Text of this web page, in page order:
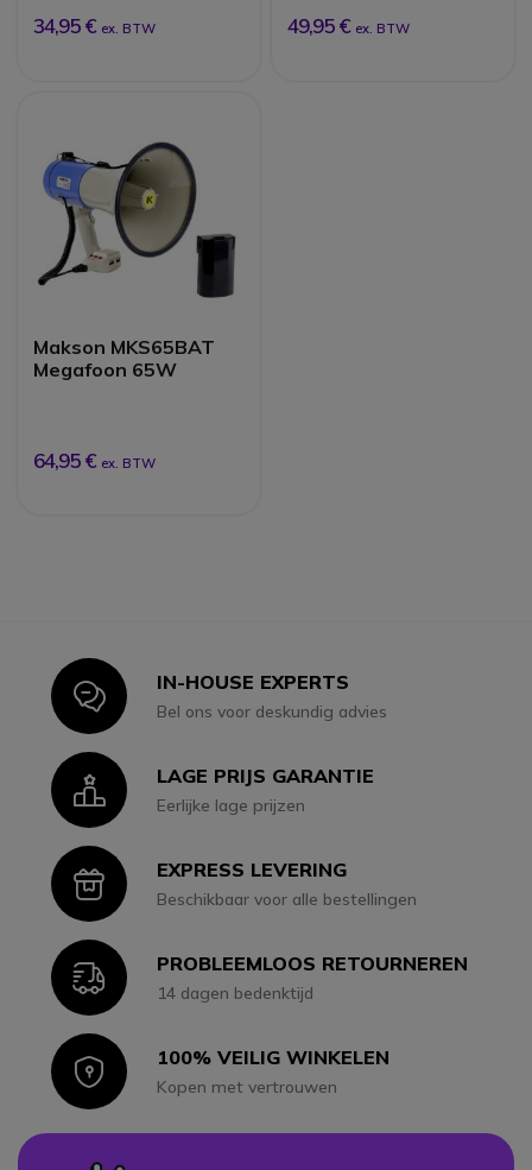
34,95 € ex. BTW 49,95 € ex. BTW
Makson MKS65BAT
Megafoon 65W
64,95 € ex. BTW
IconIN-HOUSE EXPERTS
Bel ons voor deskundig advies
IconLAGE PRIJS GARANTIE
Eerlijke lage prijzen
IconEXPRESS LEVERING
Beschikbaar voor alle bestellingen
IconPROBLEEMLOOS RETOURNEREN
14 dagen bedenktijd
Icon100% VEILIG WINKELEN
Kopen met vertrouwen